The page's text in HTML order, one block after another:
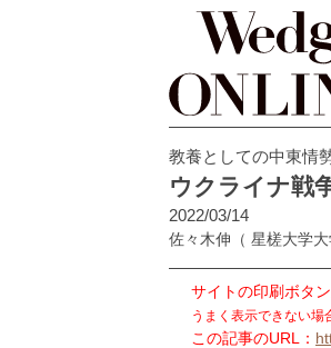
教養としての中東情
ウクライナ戦
2022/03/14
佐々木伸 （ 星槎大学
サイトの印刷ボタ
うまく表示できない場
この記事のURL：